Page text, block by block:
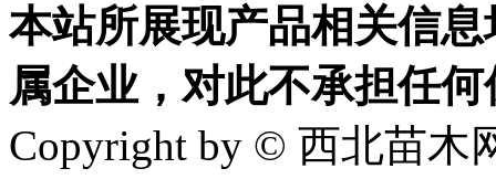
本站所展现产品相关信
属企业，对此不承担任
Copyright by © 西北苗木